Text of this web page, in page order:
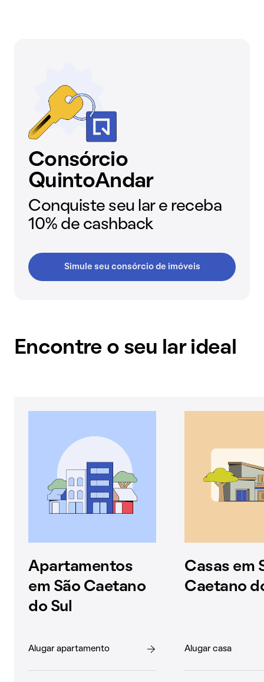
Consórcio
QuintoAndar
Conquiste seu lar e receba
10% de cashback
Simule seu consórcio de imóveis
Encontre o seu lar ideal
Apartamentos
em São Caetano
do Sul
Alugar apartamento
Casas em
Caetano
Alugar casa